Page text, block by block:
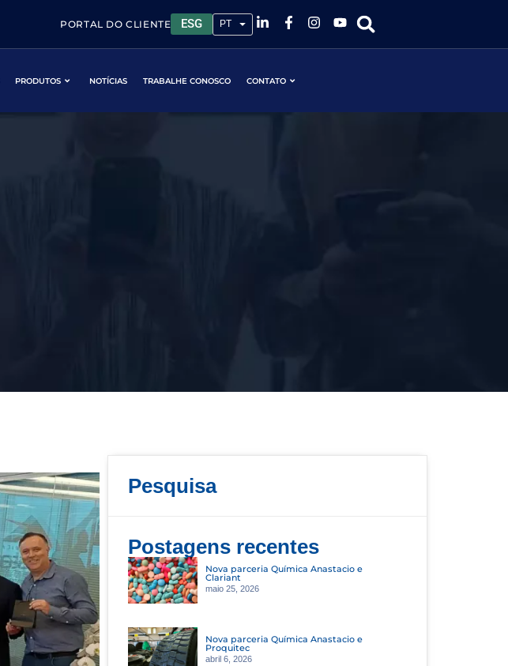
PORTAL DO CLIENTE ESG
PRODUTOS NOTÍCIAS TRABALHE CONOSCO CONTATO
Pesquisa
Postagens recentes
Nova parceria Química Anastacio e
Clariant
maio 25, 2026
Nova parceria Química Anastacio e
Proquitec
abril 6, 2026